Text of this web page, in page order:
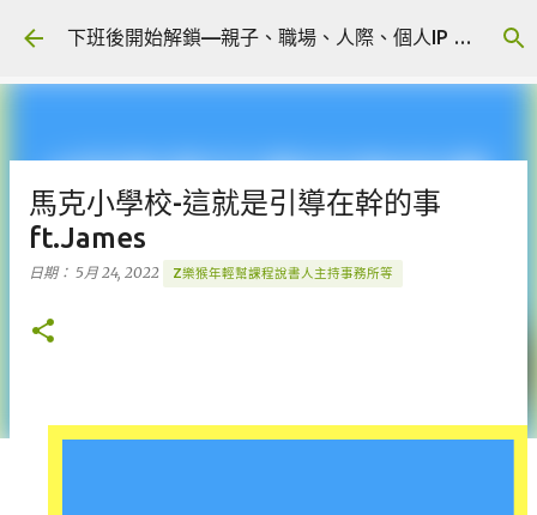
跳到主要內容 下班後開始解鎖—親子、職場、人際、個人IP 🎧 Podcast
馬克小學校-這就是引導在幹的事
ft.James
日期： 5月 24, 2022 Z樂猴年輕幫課程說書人主持事務所等